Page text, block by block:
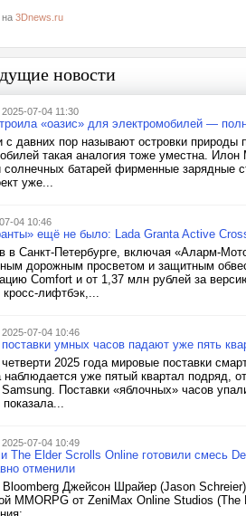
на 3Dnews.ru
новости
, 2025-07-04 11:30
«оазис» для электромобилей —
с давних пор называют островки природы
такая аналогия тоже уместна.
солнечных батарей фирменные зарядные
уже...
04 10:46
ещё не было: Lada Granta Active
в Санкт-Петербурге, включая «Аларм-
дорожным просветом и защитным
Comfort и от 1,37 млн рублей за
лифтбэк,...
, 2025-07-04 10:46
умных часов падают уже пять
2025 года мировые поставки
наблюдается уже пятый квартал подряд,
Поставки «яблочных» часов
, 2025-07-04 10:49
The Elder Scrolls Online готовили смесь
отменили
Bloomberg Джейсон Шрайер (Jason
MMORPG от ZeniMax Online Studios